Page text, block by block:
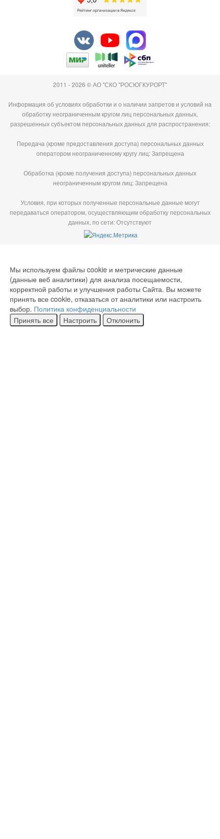
2011 - 2026 © АО "СКО "РОСЮГКУРОРТ"
Информация об условиях обработки и о наличии запретов и условий на
обработку неограниченным кругом лиц персональных данных,
разрешенных субъектом персональных данных для распространения:
Передача (кроме предоставления доступа) персональных данных
оператором неограниченному кругу лиц: Запрещена
Обработка (кроме получения доступа) персональных данных
неограниченным кругом лиц: Запрещена
Условия, при которых полученные персональные данные могут
передаваться оператором, осуществляющим обработку персональных
данных, по сети: Отсутствуют
Мы используем файлы cookie и метрические данные
(данные веб аналитики) для анализа посещаемости,
корректной работы и улучшения работы Сайта. Вы можете
принять все cookie, отказаться от аналитики или настроить
выбор. Политика конфиденциальности
Принять все
Настроить Отклонить